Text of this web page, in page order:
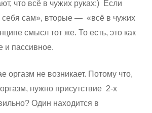
что всё в чужих руках:) Если
сам», вторые — «всё в чужих
смысл тот же. То есть, это как
и пассивное.
оргазм не возникает. Потому что,
нужно присутствие 2-х
Один находится в